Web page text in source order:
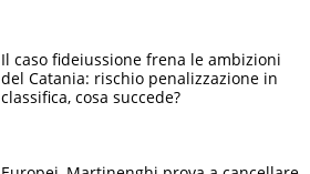
Il caso fideiussione frena le ambizioni
del Catania: rischio penalizzazione in
classifica, cosa succede?